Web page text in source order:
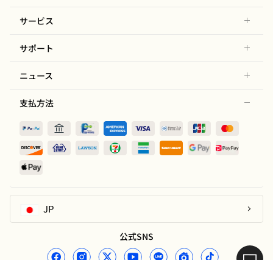
サービス
サポート
ニュース
支払方法
JP
公式SNS